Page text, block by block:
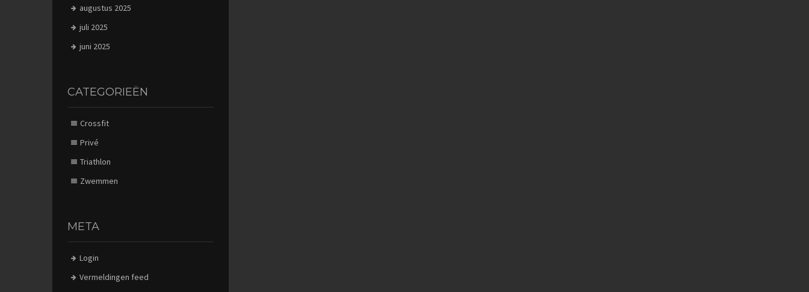
augustus 2025
juli 2025
juni 2025
CATEGORIEËN
Crossfit
Privé
Triathlon
Zwemmen
META
Login
Vermeldingen feed